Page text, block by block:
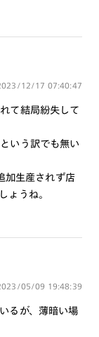
12/17 07:40:47
て結局紛失して
いう訳でも無い
加生産されず店
ょうね。
05/09 19:48:39
るが、薄暗い場